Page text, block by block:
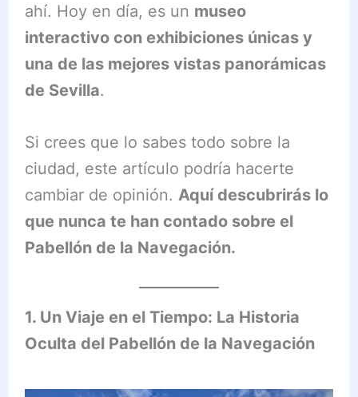
ahí. Hoy en día, es un museo
interactivo con exhibiciones únicas y
una de las mejores vistas panorámicas
de Sevilla.
Si crees que lo sabes todo sobre la
ciudad, este artículo podría hacerte
cambiar de opinión. Aquí descubrirás lo
que nunca te han contado sobre el
Pabellón de la Navegación.
1. Un Viaje en el Tiempo: La Historia
Oculta del Pabellón de la Navegación